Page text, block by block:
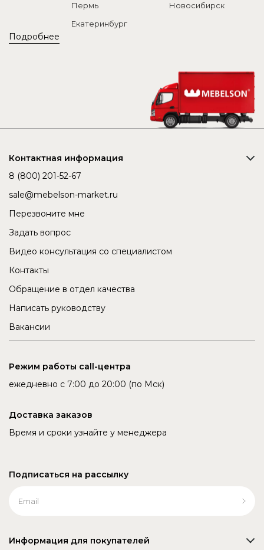
Подробнее
Пермь
Новосибирск
Екатеринбург
Контактная информация
8 (800) 201-52-67
sale@mebelson-market.ru
Перезвоните мне
Задать вопрос
Видео консультация со специалистом
Контакты
Обращение в отдел качества
Написать руководству
Вакансии
Режим работы call-центра
ежедневно с 7:00 до 20:00 (по Мск)
Доставка заказов
Время и сроки узнайте у менеджера
Подписаться на рассылку
Информация для покупателей